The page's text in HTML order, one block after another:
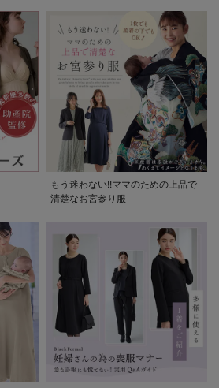
もう迷わない!!ママのための上品で
清楚なお宮参り服